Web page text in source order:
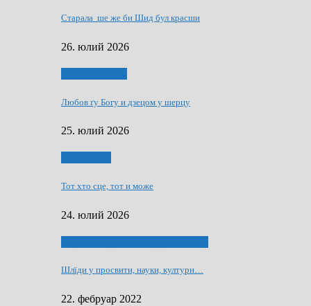
Старала ше же би Шид бул красши
26. юлий 2026
Любов ґу Богу и дзецом у шерцу
25. юлий 2026
Тот хто сце, тот и може
24. юлий 2026
Шлїди у просвити, науки, култури…
22. фебруар 2022